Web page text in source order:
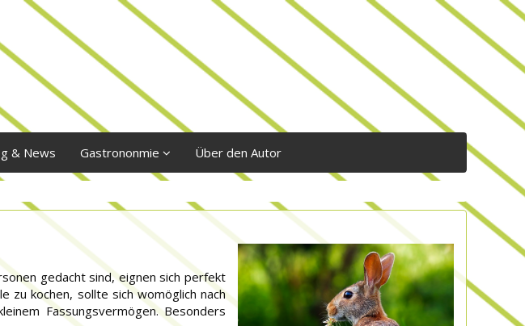
& News Gastrononmie Über den Autor
gedacht sind, eignen sich perfekt
zu kochen, sollte sich womöglich nach
Fassungsvermögen. Besonders